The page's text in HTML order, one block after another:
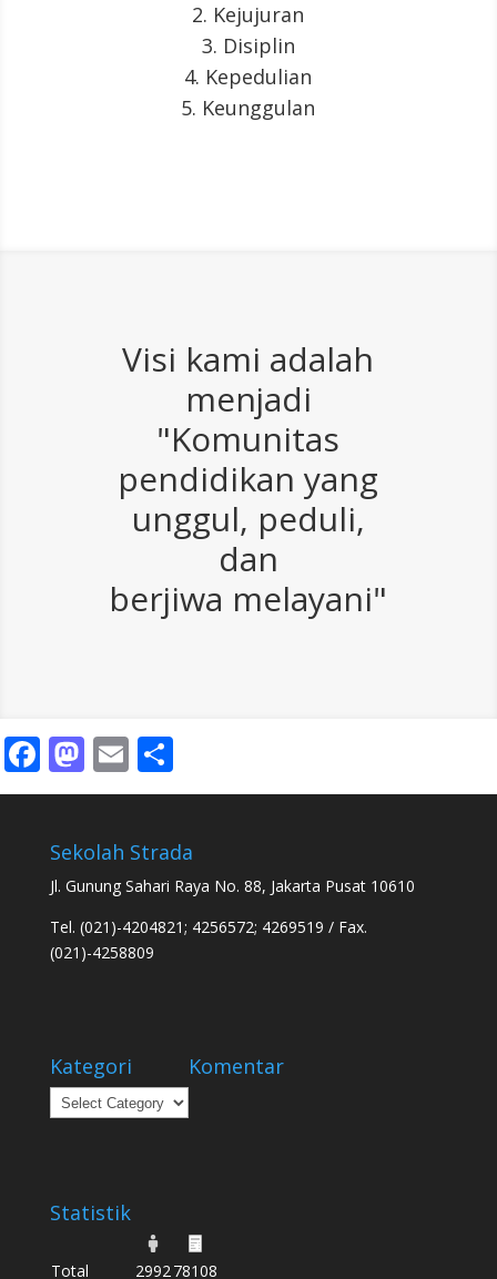
2. Kejujuran
3. Disiplin
4. Kepedulian
5. Keunggulan
Visi kami adalah
menjadi
"Komunitas
pendidikan yang
unggul, peduli,
dan
berjiwa melayani"
Facebook
Mastodon
Email
Sekolah Strada
Jl. Gunung Sahari Raya No. 88, Jakarta Pusat 10610
Tel. (021)-4204821; 4256572; 4269519 / Fax.
(021)-4258809
Kategori
Kategori
Komentar
Statistik
Total 2992 78108